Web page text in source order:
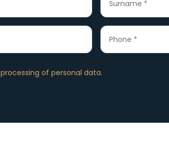
processing of personal data.